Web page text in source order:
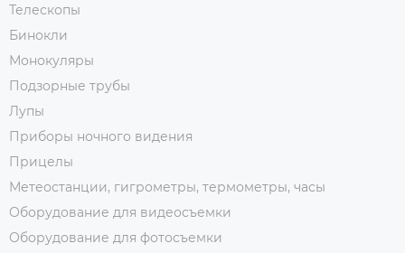
Телескопы
Бинокли
Монокуляры
Подзорные трубы
Лупы
Приборы ночного видения
Прицелы
Метеостанции, гигрометры, термометры, часы
Оборудование для видеосъемки
Оборудование для фотосъемки